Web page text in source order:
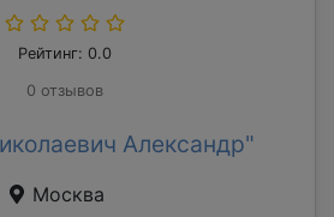
Рейтинг: 0.0
0 отзывов
Александр"
Москва